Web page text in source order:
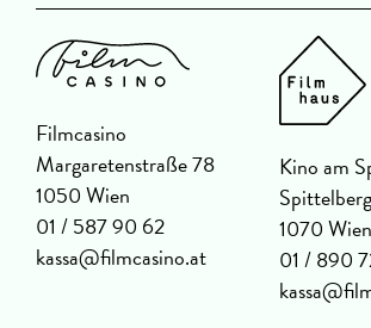
Filmcasino
Margaretenstraße 78
1050 Wien
01 / 587 90 62
kassa@filmcasino.at
Kino am
1070 Wien
01 / 890